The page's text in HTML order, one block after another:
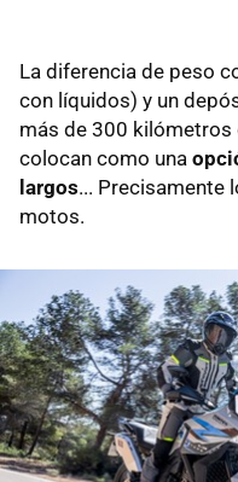
La diferencia de peso
con líquidos) y un
más de 300 kilómetros
colocan como una
largos... Precisamente
motos.